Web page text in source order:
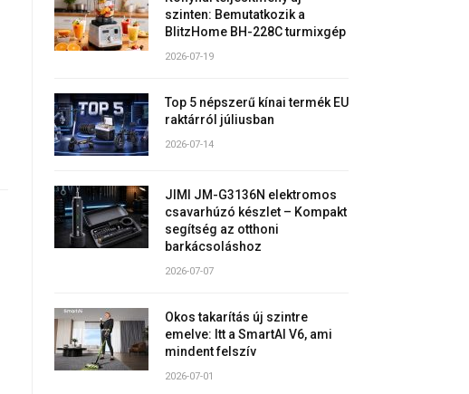
szinten: Bemutatkozik a
BlitzHome BH-228C turmixgép
2026-07-19
Top 5 népszerű kínai termék EU
raktárról júliusban
2026-07-14
JIMI JM-G3136N elektromos
csavarhúzó készlet – Kompakt
segítség az otthoni
barkácsoláshoz
2026-07-07
Okos takarítás új szintre
emelve: Itt a SmartAI V6, ami
mindent felszív
2026-07-01